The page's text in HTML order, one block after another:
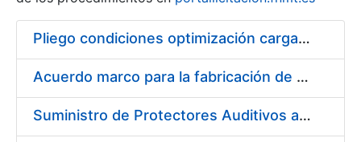
Pliego condiciones optimización cargas compras firmado
Acuerdo marco para la fabricación de piezas
Suministro de Protectores Auditivos a medida para las personas trabajadoras de los Centros de Trabajo de Madrid y Burgos